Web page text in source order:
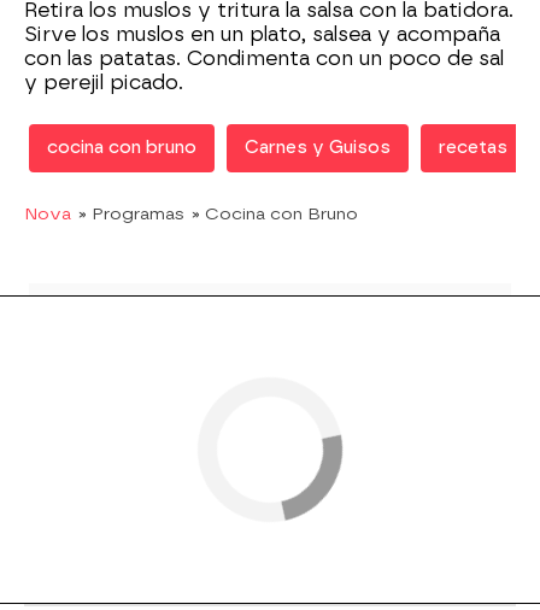
Retira los muslos y tritura la salsa con la batidora.
Sirve los muslos en un plato, salsea y acompaña
con las patatas. Condimenta con un poco de sal
y perejil picado.
cocina con bruno Carnes y Guisos recetas
Nova » Programas » Cocina con Bruno